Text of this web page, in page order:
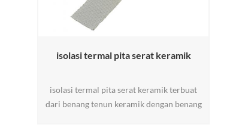
isolasi termal pita serat keramik
isolasi termal pita serat keramik terbuat
dari benang tenun keramik dengan benang